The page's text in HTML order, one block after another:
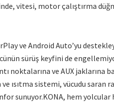
vitesi, motor çalıştırma
ve Android Auto’yu
sürüş keyfini de
noktalarına ve AUX jaklarına
ve ısıtma sistemi, vücudu
sunuyor.KONA, hem